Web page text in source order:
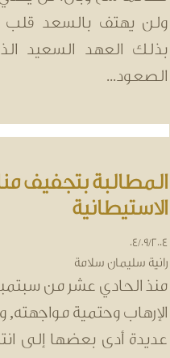
يهتف بالسعد قلب
العهد السعيد
بتجفيف
04/09/
سليمان سلامة
وحتمية مواجهته,
أدى بعضها إلى